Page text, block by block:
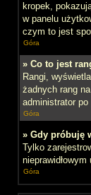
kropek,
w panelu
czym to jest
Góra
» Co to jest
Rangi,
żadnych rang
administrator
Góra
» Gdy próbuję
Tylko
Góra